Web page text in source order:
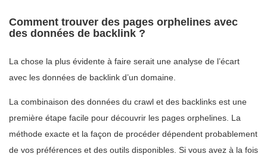
Comment trouver des pages orphelines avec
des données de backlink ?
La chose la plus évidente à faire serait une analyse de l’écart
avec les données de backlink d’un domaine.
La combinaison des données du crawl et des backlinks est une
première étape facile pour découvrir les pages orphelines. La
méthode exacte et la façon de procéder dépendent probablement
de vos préférences et des outils disponibles. Si vous avez à la fois